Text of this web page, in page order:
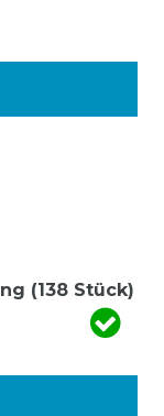
(138 Stück)